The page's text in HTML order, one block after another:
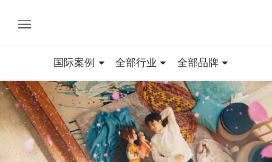
国际案例 全部行业 全部品牌